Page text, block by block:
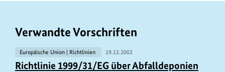
Verwandte Vorschriften
Europäische Union | Richtlinien 19.12.2002
Richtlinie 1999/31/EG über Abfalldeponien